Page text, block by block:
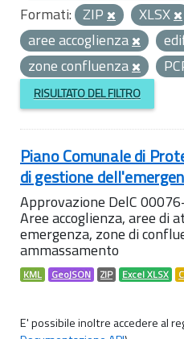
Formati: ZIP XLSX
aree accoglienza
zone confluenza
RISULTATO DEL FILTRO
Piano Comunale di
di gestione
Approvazione DelC
Aree accoglienza, aree di
emergenza, zone di
ammassamento
KML GeoJSON ZIP Excel XLSX
E' possibile inoltre accedere al